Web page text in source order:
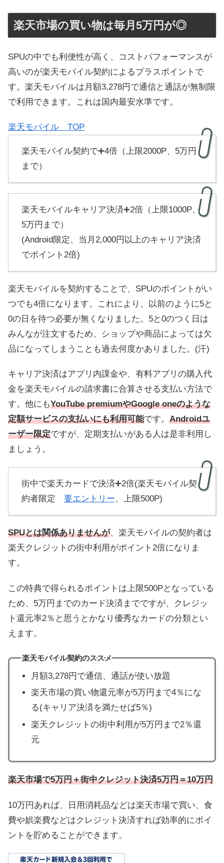
楽天市場の買い物は毎月5万円が◎
SPUの中でも利便性が高く、コストパフォーマンスが
高いのが楽天モバイル契約によるプラスポイントで
す。楽天モバイルは月額3,278円で通信と通話が無制限
で利用できます。これは国内最安水準です。
楽天モバイル TOP
楽天モバイル契約で➕4倍（上限2000P、5万円
まで）
楽天モバイルキャリア決済➕2倍（上限1000P、
5万円まで）
(Android限定、当月2,000円以上のキャリア決済
でポイント2倍)
楽天モバイルを契約することで、SPUのポイントがい
つでも4倍になります。これにより、以前のように5と
0の日を待つ必要が無くなりました。5と0のつく日は
みんなが注文するため、ショップや商品によっては欠
品になってしまうことも過去何度かありました。(汗)
キャリア決済はアプリ内課金や、有料アプリの購入代
金を楽天モバイルの請求書に合算させる支払い方法で
す。他にもYouTube premiumやGoogle oneのような
定額サービスの支払いにも利用可能です。 Androidユ
ーザー限定ですが、定期支払いがある人は是非利用し
ましょう。
街中で楽天カードで決済➕2倍(楽天モバイル契
約者限定 要エントリー、上限500P)
SPUとは関係ありませんが、楽天モバイルの契約者は
楽天クレジットの街中利用がポイント2倍になりま
す。
この特典で得られるポイントは上限500Pとなっている
ため、5万円までのカード決済までですが、クレジッ
ト還元率2％と思うとかなり優秀なカードの分類とい
えます。
楽天モバイル契約のススメ
月額3,278円で通信、通話が使い放題
楽天市場の買い物還元率が5万円まで4％にな
る(キャリア決済を満たせば5％)
楽天クレジットの街中利用が5万円まで2％還
元
楽天市場で5万円＋街中クレジット決済5万円＝10万円
10万円あれば、日用消耗品などは楽天市場で買い、食
費や娯楽費などはクレジット決済すれば効率的にポイ
ントを貯めることができます。